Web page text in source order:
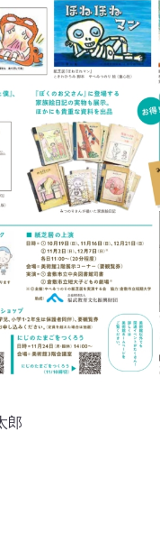
郎